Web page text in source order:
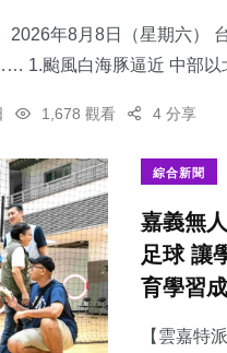
2026年8月8日（星期六）
白海豚逼近 中部以北防
1,678 觀看 4 分享
綜合新聞
嘉義無
足球 讓
育學習成
【雲嘉特
77+
農業 綜合